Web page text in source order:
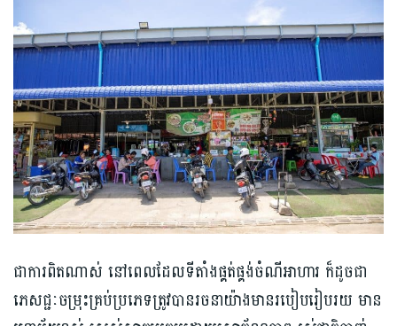
ជាការពិតណាស់ នៅពេលដែលទីតាំងផ្គត់ផ្គង់ចំណីអាហារ ក៏ដូចជា
ភេសជ្ជៈចម្រុះគ្រប់ប្រភេទត្រូវបានរចនាយ៉ាងមានរបៀបរៀបរយ មាន